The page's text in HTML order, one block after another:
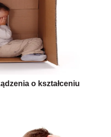
o kształceniu